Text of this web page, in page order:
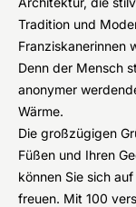
Tradition und
Franziskanerinnen
Denn der Mensch
anonymer
Wärme.
Die großzügigen
Füßen und Ihren
können Sie sich
freuen. Mit 100